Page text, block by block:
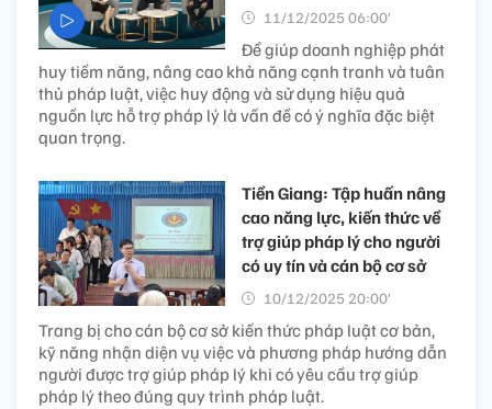
11/12/2025 06:00’
Để giúp doanh nghiệp phát
huy tiềm năng, nâng cao khả năng cạnh tranh và tuân
thủ pháp luật, việc huy động và sử dụng hiệu quả
nguồn lực hỗ trợ pháp lý là vấn đề có ý nghĩa đặc biệt
quan trọng.
Tiền Giang: Tập huấn nâng
cao năng lực, kiến thức về
trợ giúp pháp lý cho người
có uy tín và cán bộ cơ sở
10/12/2025 20:00’
Trang bị cho cán bộ cơ sở kiến thức pháp luật cơ bản,
kỹ năng nhận diện vụ việc và phương pháp hướng dẫn
người được trợ giúp pháp lý khi có yêu cầu trợ giúp
pháp lý theo đúng quy trình pháp luật.